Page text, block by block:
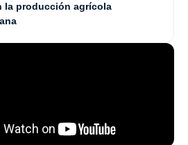
la producción agrícola